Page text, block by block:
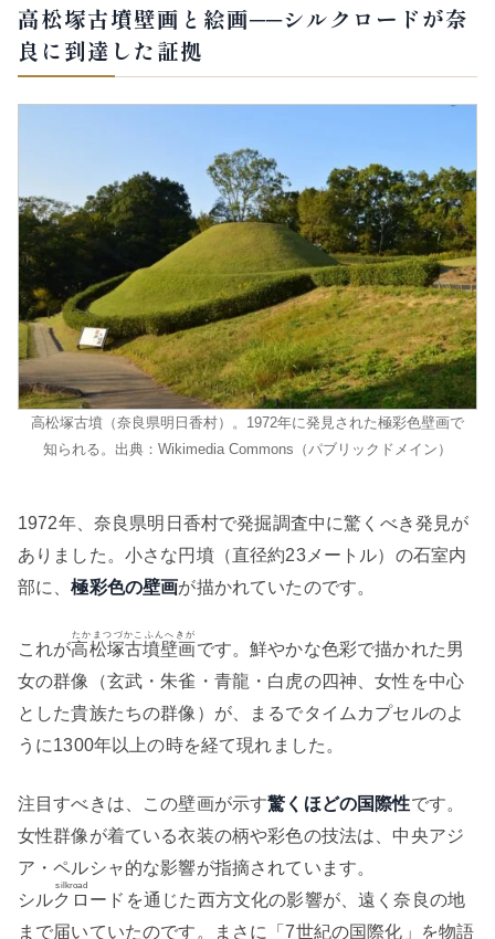
高松塚古墳壁画と絵画──シルクロードが奈
良に到達した証拠
高松塚古墳（奈良県明日香村）。1972年に発見された極彩色壁画で
知られる。出典：Wikimedia Commons（パブリックドメイン）
1972年、奈良県明日香村で発掘調査中に驚くべき発見が
ありました。小さな円墳（直径約23メートル）の石室内
部に、極彩色の壁画が描かれていたのです。
これが高松塚古墳壁画
たかまつづかこふんへきが
です。鮮やかな色彩で描かれた男
女の群像（玄武・朱雀・青龍・白虎の四神、女性を中心
とした貴族たちの群像）が、まるでタイムカプセルのよ
うに1300年以上の時を経て現れました。
注目すべきは、この壁画が示す驚くほどの国際性です。
女性群像が着ている衣装の柄や彩色の技法は、中央アジ
ア・ペルシャ的な影響が指摘されています。
シルクロード
silkroad
を通じた西方文化の影響が、遠く奈良の地
まで届いていたのです。まさに「7世紀の国際化」を物語